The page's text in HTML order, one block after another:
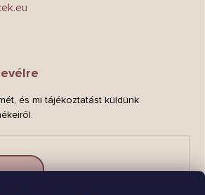
és mi tájékoztatást küldünk